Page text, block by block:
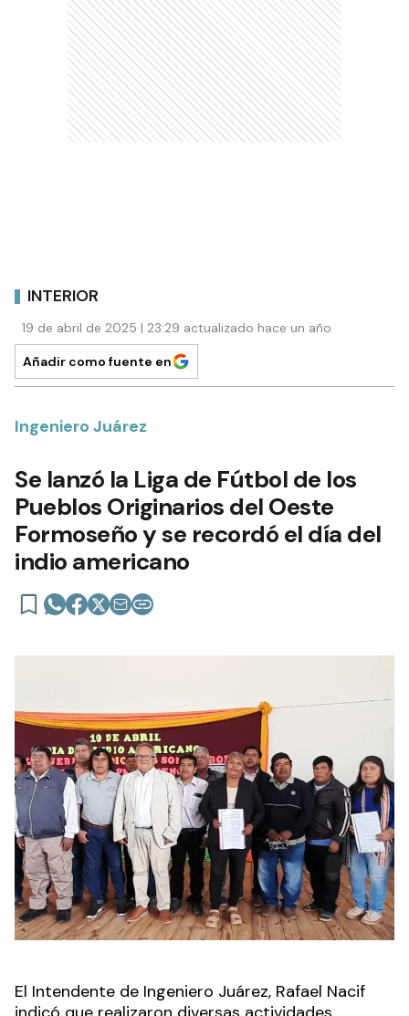
INTERIOR
19 de abril de 2025 | 23:29 actualizado hace un año
Añadir como fuente en
Ingeniero Juárez
Se lanzó la Liga de Fútbol de los
Pueblos Originarios del Oeste
Formoseño y se recordó el día del
indio americano
El Intendente de Ingeniero Juárez, Rafael Nacif